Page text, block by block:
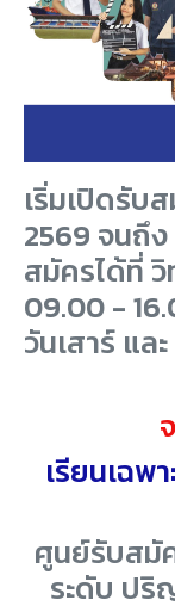
เริ่มเปิดรับ
2569 จนถึ
สมัครได้ที่ วิ
09.00 -
วันเสาร์ แ
เรียนเฉพ
ศูนย์รับสมั
ระดับ ป